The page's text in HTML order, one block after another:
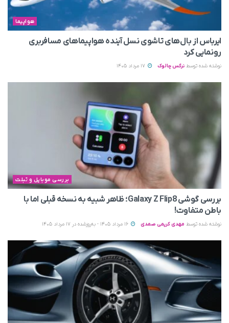
هواپیما
ایرباس از بال‌های تاشوی نسل آینده هواپیماهای مسافربری
رونمایی کرد
نوشته شده توسط نرگس چالوک
بررسی موبایل و تبلت
بررسی گوشی Galaxy Z Flip8؛ ظاهر شبیه به نسخه قبلی اما با
باطن متفاوت!
نوشته شده توسط مهدی کریمی صمدی